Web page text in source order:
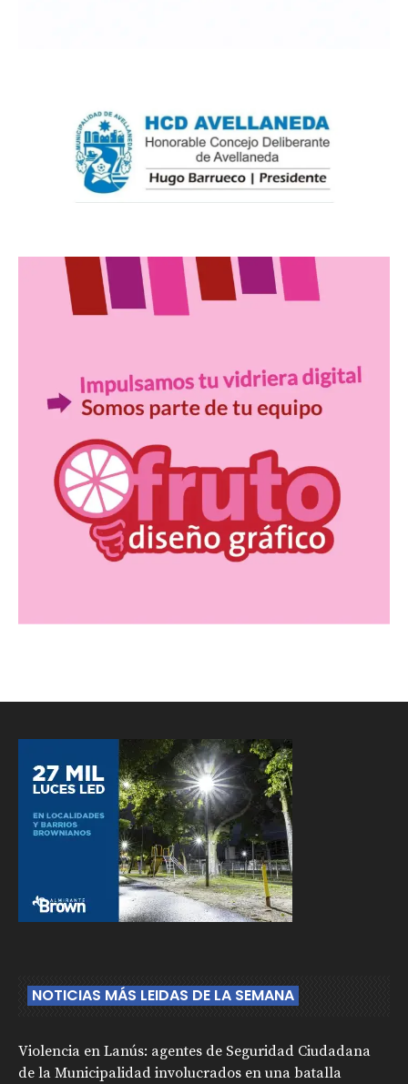
NOTICIAS MÁS LEIDAS DE LA SEMANA
Violencia en Lanús: agentes de Seguridad Ciudadana
de la Municipalidad involucrados en una batalla